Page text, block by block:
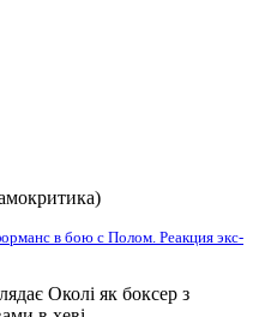
в бою с Полом. Реакция экс-
Околі як боксер з